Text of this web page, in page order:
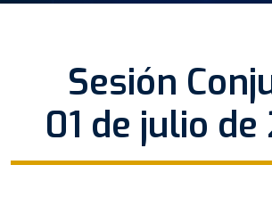
Sesión
01 de julio